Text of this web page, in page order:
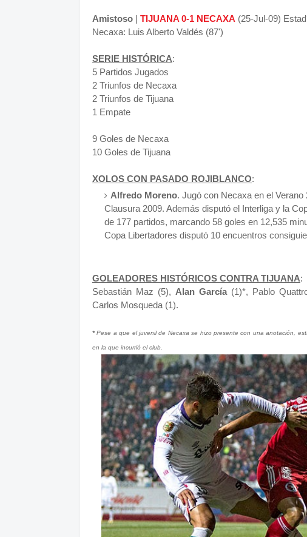
Amistoso | TIJUANA 0-1 NECAXA (25-Jul-09)
Necaxa: Luis Alberto Valdés (87')
SERIE HISTÓRICA:
5 Partidos Jugados
2 Triunfos de Necaxa
2 Triunfos de Tijuana
1 Empate
9 Goles de Necaxa
10 Goles de Tijuana
XOLOS CON PASADO ROJIBLANCO:
Alfredo Moreno. Jugó con Necaxa en el
Clausura 2009. Además disputó el Interliga y la
de 177 partidos, marcando 58 goles en 12,535
Copa Libertadores disputó 10 encuentros
GOLEADORES HISTÓRICOS CONTRA TIJUANA:
Sebastián Maz (5), Alan García (1)*, Pablo
Carlos Mosqueda (1).
*Pese a que el juvenil de Necaxa se hizo presente con una anotación,
en la que incurrió el club.